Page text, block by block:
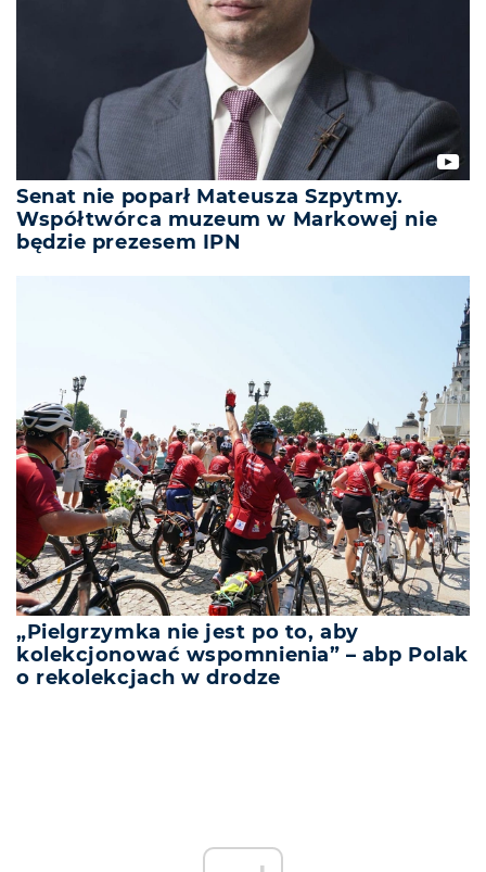
Senat nie poparł Mateusza Szpytmy.
Współtwórca muzeum w Markowej nie
będzie prezesem IPN
„Pielgrzymka nie jest po to, aby
kolekcjonować wspomnienia” – abp Polak
o rekolekcjach w drodze